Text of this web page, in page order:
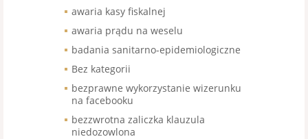
awaria kasy fiskalnej
awaria prądu na weselu
badania sanitarno-epidemiologiczne
Bez kategorii
bezprawne wykorzystanie wizerunku
na facebooku
bezzwrotna zaliczka klauzula
niedozowlona